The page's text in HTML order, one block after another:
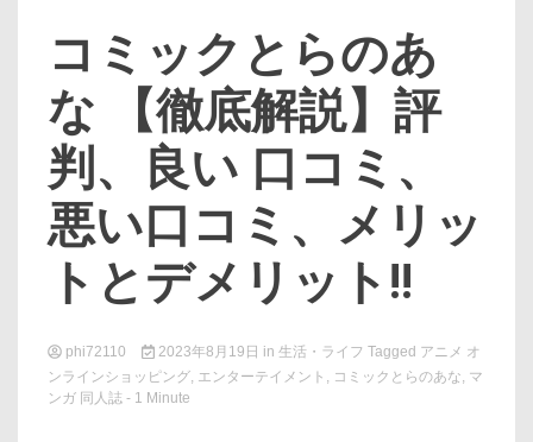
コミックとらのあ
な 【徹底解説】評
判、良い 口コミ、
悪い口コミ、メリッ
トとデメリット!!
phi72110 2023年8月19日 in 生活・ライフ Tagged アニメ オ
ンラインショッピング, エンターテイメント , コミックとらのあな, マ
ンガ 同人誌 - 1 Minute